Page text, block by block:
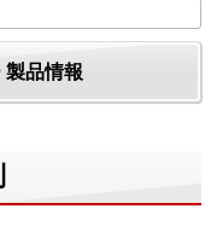
製品情報